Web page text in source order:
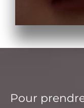
Pour